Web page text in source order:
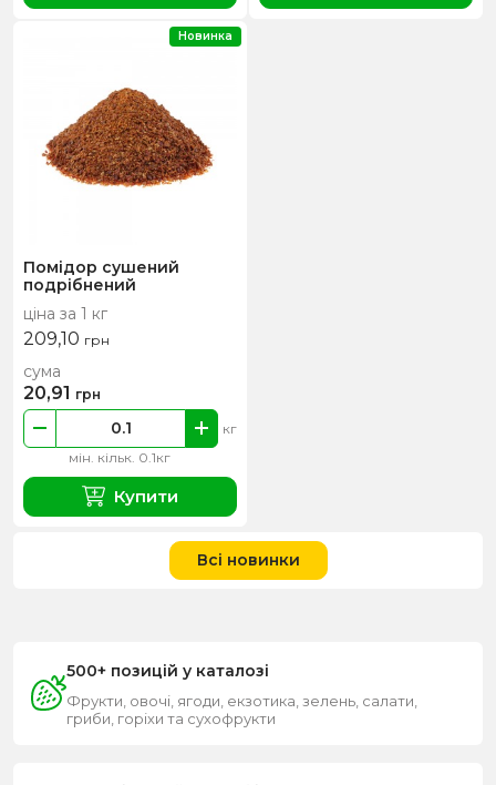
Помідор сушений
подрібнений
ціна за 1 кг
209,10 грн
мін. кільк. 0.1кг
кг
сума
20,91 грн
Купити
Новинка
Всі новинки
500+ позицій у каталозі
Фрукти, овочі, ягоди, екзотика, зелень, салати,
гриби, горіхи та сухофрукти